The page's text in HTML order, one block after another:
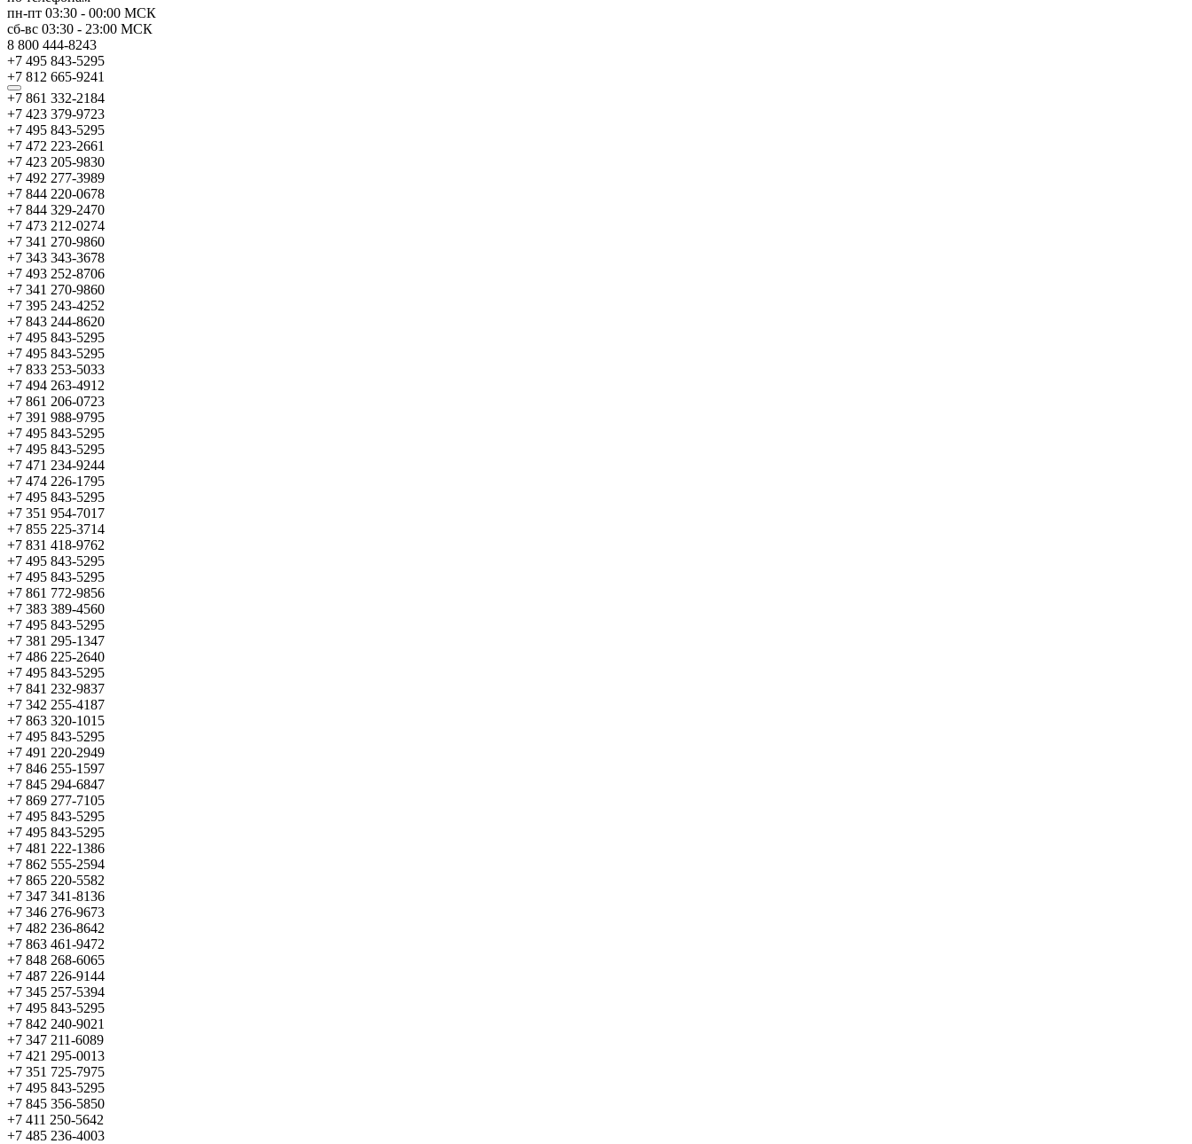
пн-пт 03:30 - 00:00 МСК
сб-вс 03:30 - 23:00 МСК
8 800 444-8243
+7 495 843-5295
+7 812 665-9241
+7 861 332-2184
+7 423 379-9723
+7 495 843-5295
+7 472 223-2661
+7 423 205-9830
+7 492 277-3989
+7 844 220-0678
+7 844 329-2470
+7 473 212-0274
+7 341 270-9860
+7 343 343-3678
+7 493 252-8706
+7 341 270-9860
+7 395 243-4252
+7 843 244-8620
+7 495 843-5295
+7 495 843-5295
+7 833 253-5033
+7 494 263-4912
+7 861 206-0723
+7 391 988-9795
+7 495 843-5295
+7 495 843-5295
+7 471 234-9244
+7 474 226-1795
+7 495 843-5295
+7 351 954-7017
+7 855 225-3714
+7 831 418-9762
+7 495 843-5295
+7 495 843-5295
+7 861 772-9856
+7 383 389-4560
+7 495 843-5295
+7 381 295-1347
+7 486 225-2640
+7 495 843-5295
+7 841 232-9837
+7 342 255-4187
+7 863 320-1015
+7 495 843-5295
+7 491 220-2949
+7 846 255-1597
+7 845 294-6847
+7 869 277-7105
+7 495 843-5295
+7 495 843-5295
+7 481 222-1386
+7 862 555-2594
+7 865 220-5582
+7 347 341-8136
+7 346 276-9673
+7 482 236-8642
+7 863 461-9472
+7 848 268-6065
+7 487 226-9144
+7 345 257-5394
+7 495 843-5295
+7 842 240-9021
+7 347 211-6089
+7 421 295-0013
+7 351 725-7975
+7 495 843-5295
+7 845 356-5850
+7 411 250-5642
+7 485 236-4003